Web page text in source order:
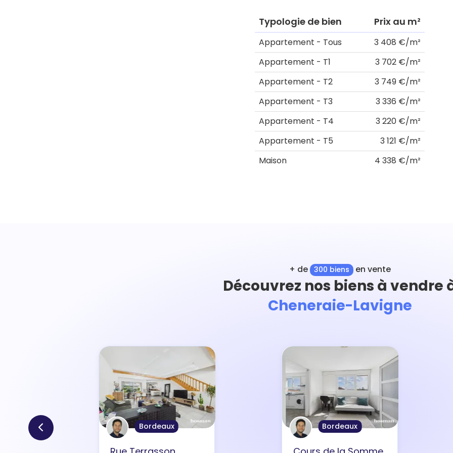
Typologie de bien Prix au m²
Appartement - Tous
3 408 €/m²
Appartement - T1
3 702 €/m²
Appartement - T2
3 749 €/m²
Appartement - T3
3 336 €/m²
Appartement - T4
3 220 €/m²
Appartement - T5
3 121 €/m²
Maison
4 338 €/m²
+ de 300 biens en vente
Découvrez nos biens à vendre
Cheneraie-Lavigne
Bordeaux Bordeaux